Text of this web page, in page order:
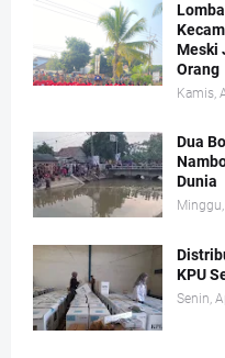
Meski
Orang
Kamis,
Dua
Dunia
KPU
Senin,